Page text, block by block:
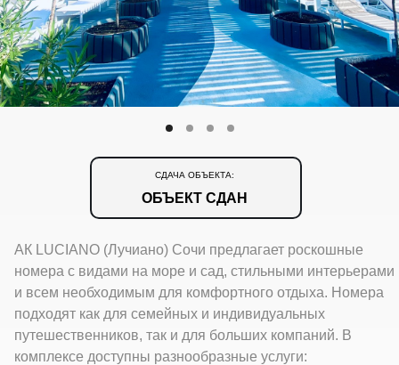
АК LUCIANO (Лучиано) Сочи предлагает роскошные
номера с видами на море и сад, стильными интерьерами
и всем необходимым для комфортного отдыха. Номера
подходят как для семейных и индивидуальных
путешественников, так и для больших компаний. В
комплексе доступны разнообразные услуги:
СДАЧА ОБЪЕКТА:
ОБЪЕКТ СДАН